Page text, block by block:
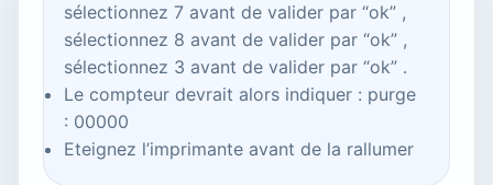
sélectionnez 7 avant de valider par “ok” ,
sélectionnez 8 avant de valider par “ok” ,
sélectionnez 3 avant de valider par “ok” .
Le compteur devrait alors indiquer : purge
: 00000
Eteignez l’imprimante avant de la rallumer